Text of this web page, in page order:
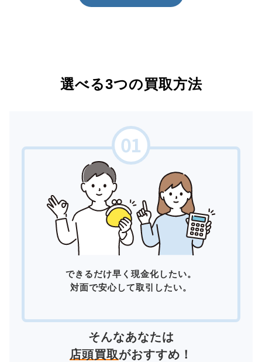
選べる3つの買取方法
できるだけ早く現金化したい。
対面で安心して取引したい。
そんなあなたは
店頭買取がおすすめ！